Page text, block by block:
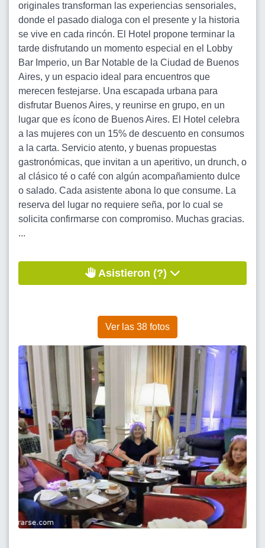
originales transforman las experiencias sensoriales,
donde el pasado dialoga con el presente y la historia
se vive en cada rincón. El Hotel propone terminar la
tarde disfrutando un momento especial en el Lobby
Bar Imperio, un Bar Notable de la Ciudad de Buenos
Aires, y un espacio ideal para encuentros que
merecen festejarse. Una escapada urbana para
disfrutar Buenos Aires, y reunirse en grupo, en un
lugar que es ícono de Buenos Aires. El Hotel celebra
a las mujeres con un 15% de descuento en consumos
a la carta. Servicio atento, y buenas propuestas
gastronómicas, que invitan a un aperitivo, un drunch, o
al clásico té o café con algún acompañamiento dulce
o salado. Cada asistente abona lo que consume. La
reserva del lugar no requiere seña, por lo cual se
solicita confirmarse con compromiso. Muchas gracias.
...
Asistieron (?)
Ver las 38 fotos